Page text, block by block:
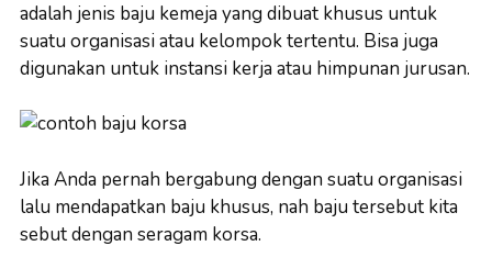
adalah jenis baju kemeja yang dibuat khusus untuk
suatu organisasi atau kelompok tertentu. Bisa juga
digunakan untuk instansi kerja atau himpunan jurusan.
Jika Anda pernah bergabung dengan suatu organisasi
lalu mendapatkan baju khusus, nah baju tersebut kita
sebut dengan seragam korsa.